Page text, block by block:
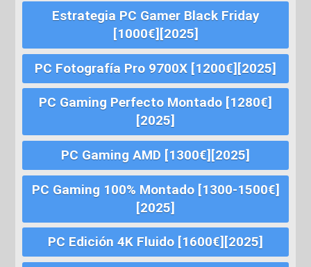
Estrategia PC Gamer Black Friday
[1000€][2025]
PC Fotografía Pro 9700X [1200€][2025]
PC Gaming Perfecto Montado [1280€]
[2025]
PC Gaming AMD [1300€][2025]
PC Gaming 100% Montado [1300-1500€]
[2025]
PC Edición 4K Fluido [1600€][2025]